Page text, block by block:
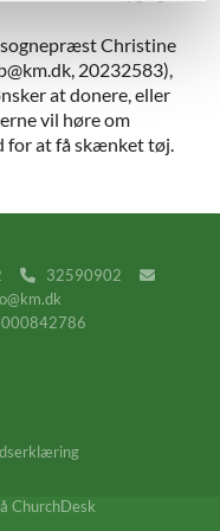
Christine
20232583),
at donere, eller
vil høre om
for at få skænket tøj.
32590902 
ChurchDesk